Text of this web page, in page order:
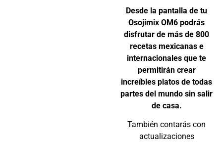
Desde la pantalla de tu
Osojimix OM6 podrás
disfrutar de más de 800
recetas mexicanas e
internacionales que te
permitirán crear
increíbles platos de todas
partes del mundo sin salir
de casa.
También contarás con
actualizaciones